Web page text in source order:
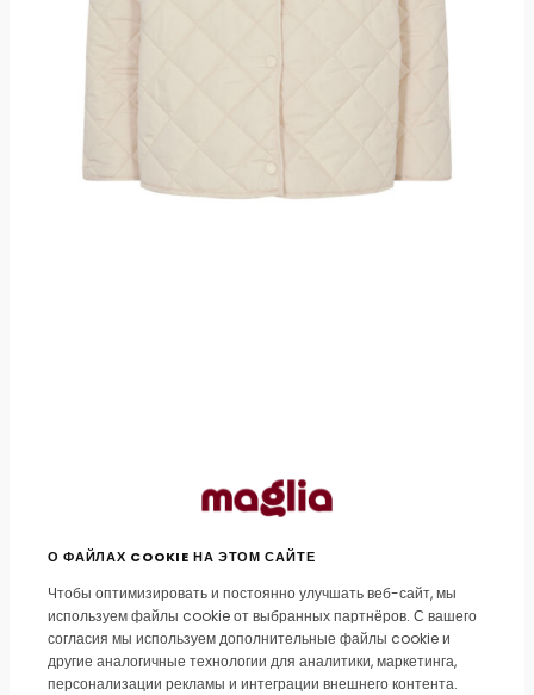
О ФАЙЛАХ COOKIE НА ЭТОМ САЙТЕ
Чтобы оптимизировать и постоянно улучшать веб-сайт, мы
используем файлы cookie от выбранных партнёров. С вашего
согласия мы используем дополнительные файлы cookie и
другие аналогичные технологии для аналитики, маркетинга,
персонализации рекламы и интеграции внешнего контента.